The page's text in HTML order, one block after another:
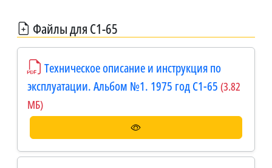
Файлы для С1-65
Техническое описание и инструкция по
эксплуатации. Альбом №1. 1975 год С1-65 (3.82
МБ)